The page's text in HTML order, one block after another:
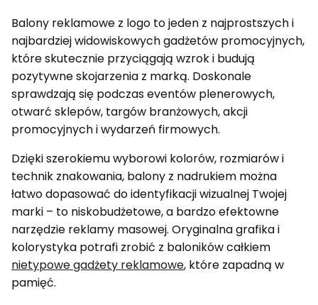
Balony reklamowe z logo to jeden z najprostszych i
najbardziej widowiskowych gadżetów promocyjnych,
które skutecznie przyciągają wzrok i budują
pozytywne skojarzenia z marką. Doskonale
sprawdzają się podczas eventów plenerowych,
otwarć sklepów, targów branżowych, akcji
promocyjnych i wydarzeń firmowych.
Dzięki szerokiemu wyborowi kolorów, rozmiarów i
technik znakowania, balony z nadrukiem można
łatwo dopasować do identyfikacji wizualnej Twojej
marki – to niskobudżetowe, a bardzo efektowne
narzędzie reklamy masowej. Oryginalna grafika i
kolorystyka potrafi zrobić z baloników całkiem
nietypowe gadżety reklamowe, które zapadną w
pamięć.